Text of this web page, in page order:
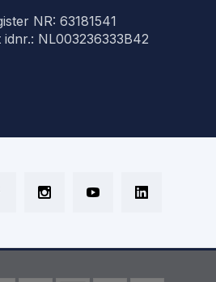
NR: 63181541
idnr.: NL003236333B42